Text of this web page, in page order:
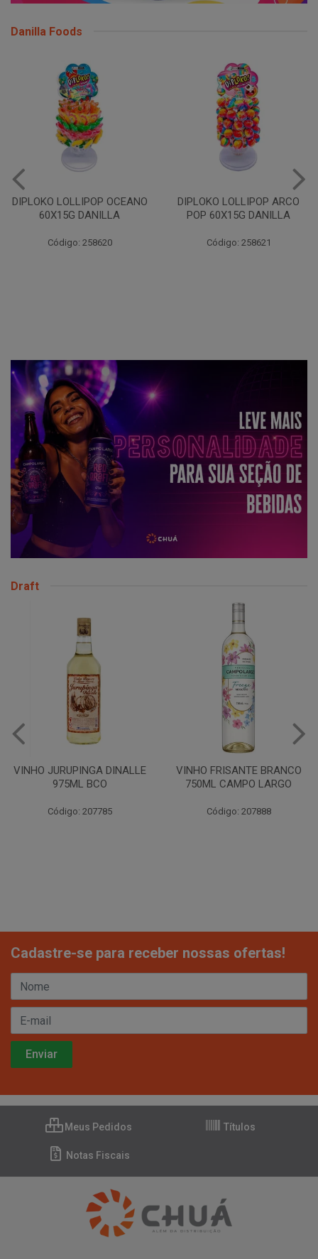
Danilla Foods
DIPLOKO LOLLIPOP ARCO
POP 60X15G DANILLA
Código: 258621
DIPLOKO LOLLIPOP ARCO
CUBO 60X15G DANILL
Código: 258622
Draft
VINHO JURUPINGA DINALLE
975ML BCO
Código: 207785
VINHO FRISANTE BRANCO
750ML CAMPO LARGO
Código: 207888
Cadastre-se para receber nossas ofertas!
Meus Pedidos Títulos
Notas Fiscais